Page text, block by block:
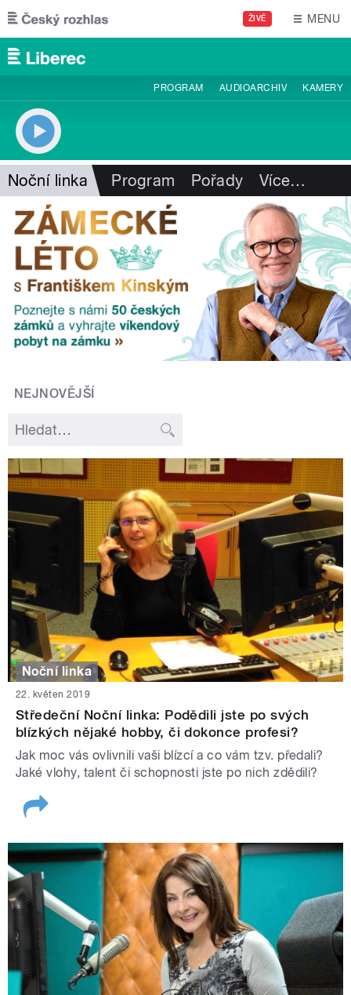
Přejít k hlavnímu obsahu
ŽIVĚ MENU
PROGRAM AUDIOARCHIV KAMERY
Noční linka Program Pořady Více…
NEJNOVĚJŠÍ
Noční linka
22. květen 2019
Středeční Noční linka: Podědili jste po svých
blízkých nějaké hobby, či dokonce profesi?
Jak moc vás ovlivnili vaši blízcí a co vám tzv. předali?
Jaké vlohy, talent či schopnosti jste po nich zdědili?